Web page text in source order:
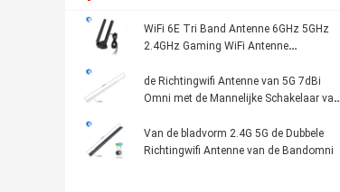
WiFi 6E Tri Band Antenne 6GHz 5GHz
2.4GHz Gaming WiFi Antenne
de Richtingwifi Antenne van 5G 7dBi
Omni met de Mannelijke Schakelaar van
Van de bladvorm 2.4G 5G de Dubbele
Richtingwifi Antenne van de Bandomni